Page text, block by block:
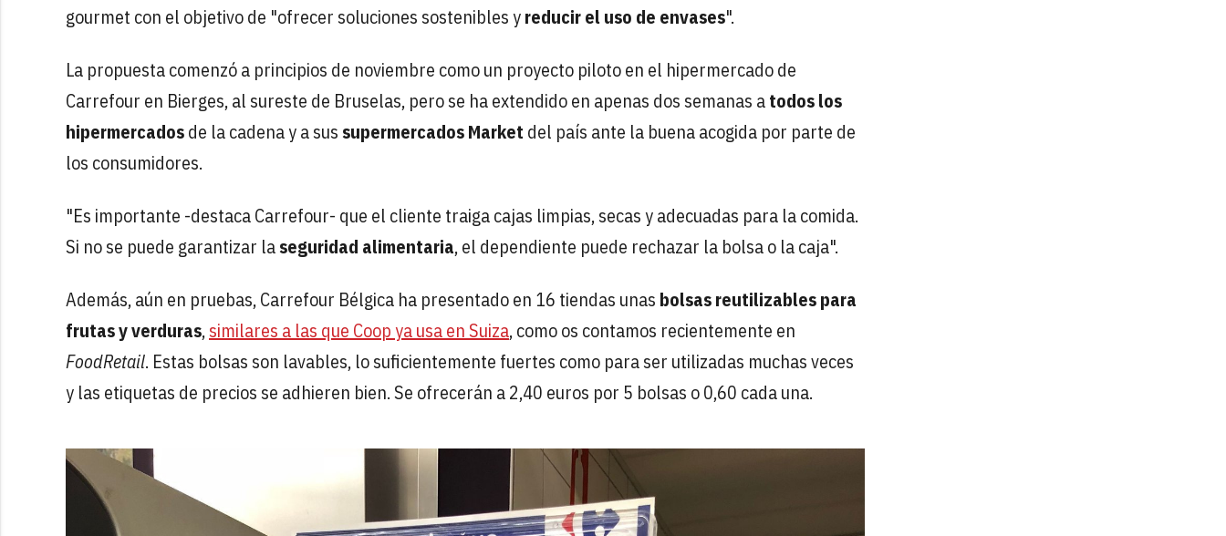
gourmet con el objetivo de "ofrecer soluciones sostenibles yreducir el uso de envases".
La propuesta comenzó a principios de noviembre como un proyecto piloto en el hipermercado de
Carrefour en Bierges, al sureste de Bruselas, pero se ha extendido en apenas dos semanas atodos los
hipermercadosde la cadena y a sus supermercados Market del país ante la buena acogida por parte de
los consumidores.
"Es importante -destaca Carrefour- que el cliente traiga cajas limpias, secas y adecuadas para la comida.
Si no se puede garantizar laseguridad alimentaria, el dependiente puede rechazar la bolsa o la caja".
Además, aún en pruebas, Carrefour Bélgica ha presentado en 16 tiendas unas bolsas reutilizables para
frutas y verduras,similares a las que Coop ya usa en Suiza, como os contamos recientemente en
FoodRetail. Estas bolsas son lavables, lo suficientemente fuertes como para ser utilizadas muchas veces
y las etiquetas de precios se adhieren bien. Se ofrecerán a 2,40 euros por 5 bolsas o 0,60 cada una.